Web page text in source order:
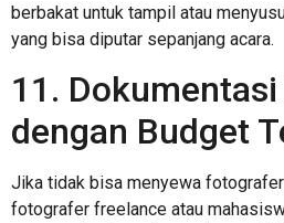
berbakat untuk tampil atau
yang bisa diputar sepanjang acara.
11.
dengan Budget
Jika tidak bisa menyewa
fotografer freelance atau